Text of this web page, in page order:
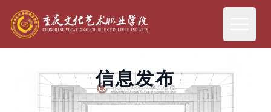
信息发布